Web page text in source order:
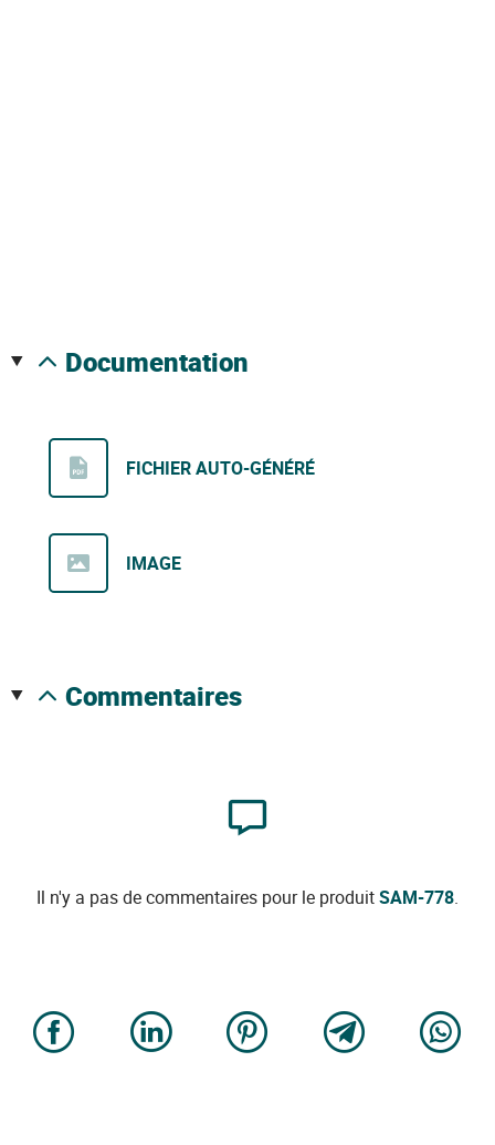
documentation
FICHIER AUTO-GÉNÉRÉ
IMAGE
commentaires
Il n'y a pas de commentaires pour le produitSAM-778.